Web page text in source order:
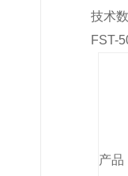
技术
FST-
产品